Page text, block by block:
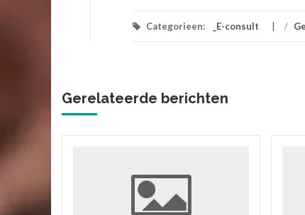
Categorieen: _E-consult /
Gerelateerde berichten